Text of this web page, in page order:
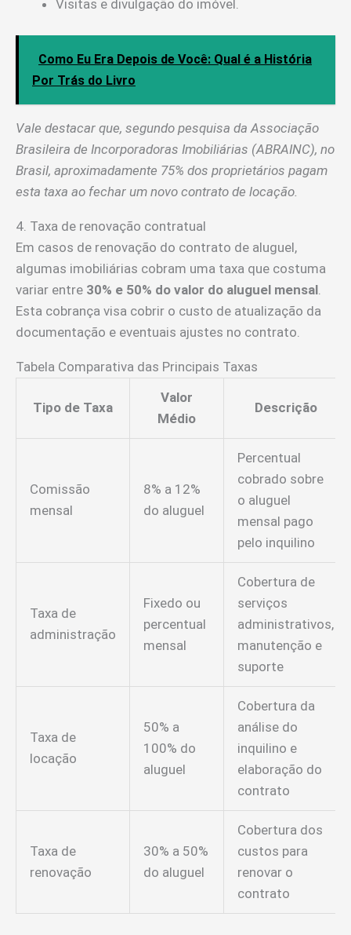
Visitas e divulgação do imóvel.
Como Eu Era Depois de Você: Qual é a História
Por Trás do Livro
Vale destacar que, segundo pesquisa da Associação
Brasileira de Incorporadoras Imobiliárias (ABRAINC), no
Brasil, aproximadamente 75% dos proprietários pagam
esta taxa ao fechar um novo contrato de locação.
4. Taxa de renovação contratual
Em casos de renovação do contrato de aluguel,
algumas imobiliárias cobram uma taxa que costuma
variar entre 30% e 50% do valor do aluguel mensal
Esta cobrança visa cobrir o custo de atualização da
documentação e eventuais ajustes no contrato.
Tabela Comparativa das Principais Taxas
Tipo de Taxa
Valor
Médio
Descrição
Comissão
mensal
8% a 12%
do aluguel
Percentual
cobrado sobre
o aluguel
mensal pago
pelo inquilino
Taxa de
administração
Fixedo ou
percentual
mensal
Cobertura de
serviços
administrativos,
manutenção e
suporte
Taxa de
locação
50% a
100% do
aluguel
Cobertura da
análise do
inquilino e
elaboração do
contrato
Taxa de
renovação
30% a 50%
do aluguel
Cobertura dos
custos para
renovar o
contrato